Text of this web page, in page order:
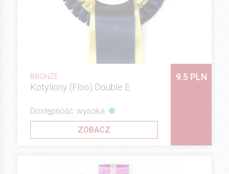
BRONZE
Kotyliony (Floo) Double E
9.5 PLN
Dostępność: wysoka
ZOBACZ